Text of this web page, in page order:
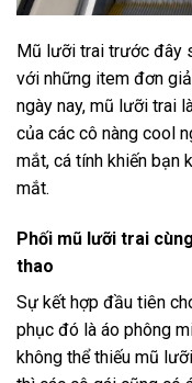
Mũ lưỡi trai trước đây
với những item đơn
ngày nay, mũ lưỡi trai
của các cô nàng cool
mắt, cá tính khiến bạn
mắt.
Phối mũ lưỡi trai
thao
Sự kết hợp đầu tiên
phục đó là áo phông
không thể thiếu mũ